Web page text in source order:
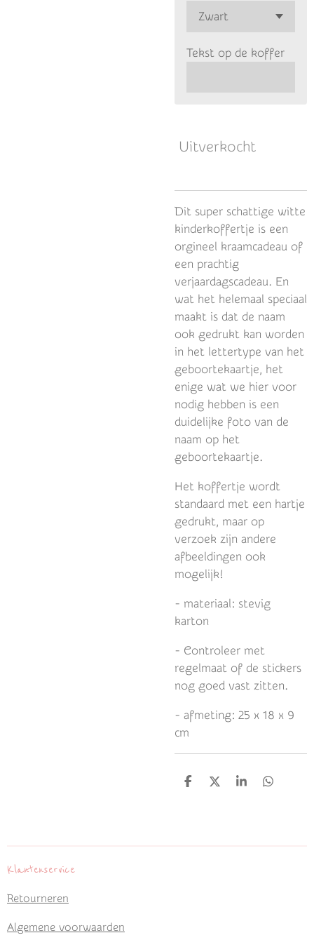
Tekst op de koffer
Uitverkocht
Dit super schattige witte
kinderkoffertje is een
orgineel kraamcadeau of
een prachtig
verjaardagscadeau. En
wat het helemaal speciaal
maakt is dat de naam
ook gedrukt kan worden
in het lettertype van het
geboortekaartje, het
enige wat we hier voor
nodig hebben is een
duidelijke foto van de
naam op het
geboortekaartje.
Het koffertje wordt
standaard met een hartje
gedrukt, maar op
verzoek zijn andere
afbeeldingen ook
mogelijk!
- materiaal: stevig
karton
- Controleer met
regelmaat of de stickers
nog goed vast zitten.
- afmeting: 25 x 18 x 9
cm
D
D
S
D
Klantenservice
Retourneren
Algemene voorwaarden